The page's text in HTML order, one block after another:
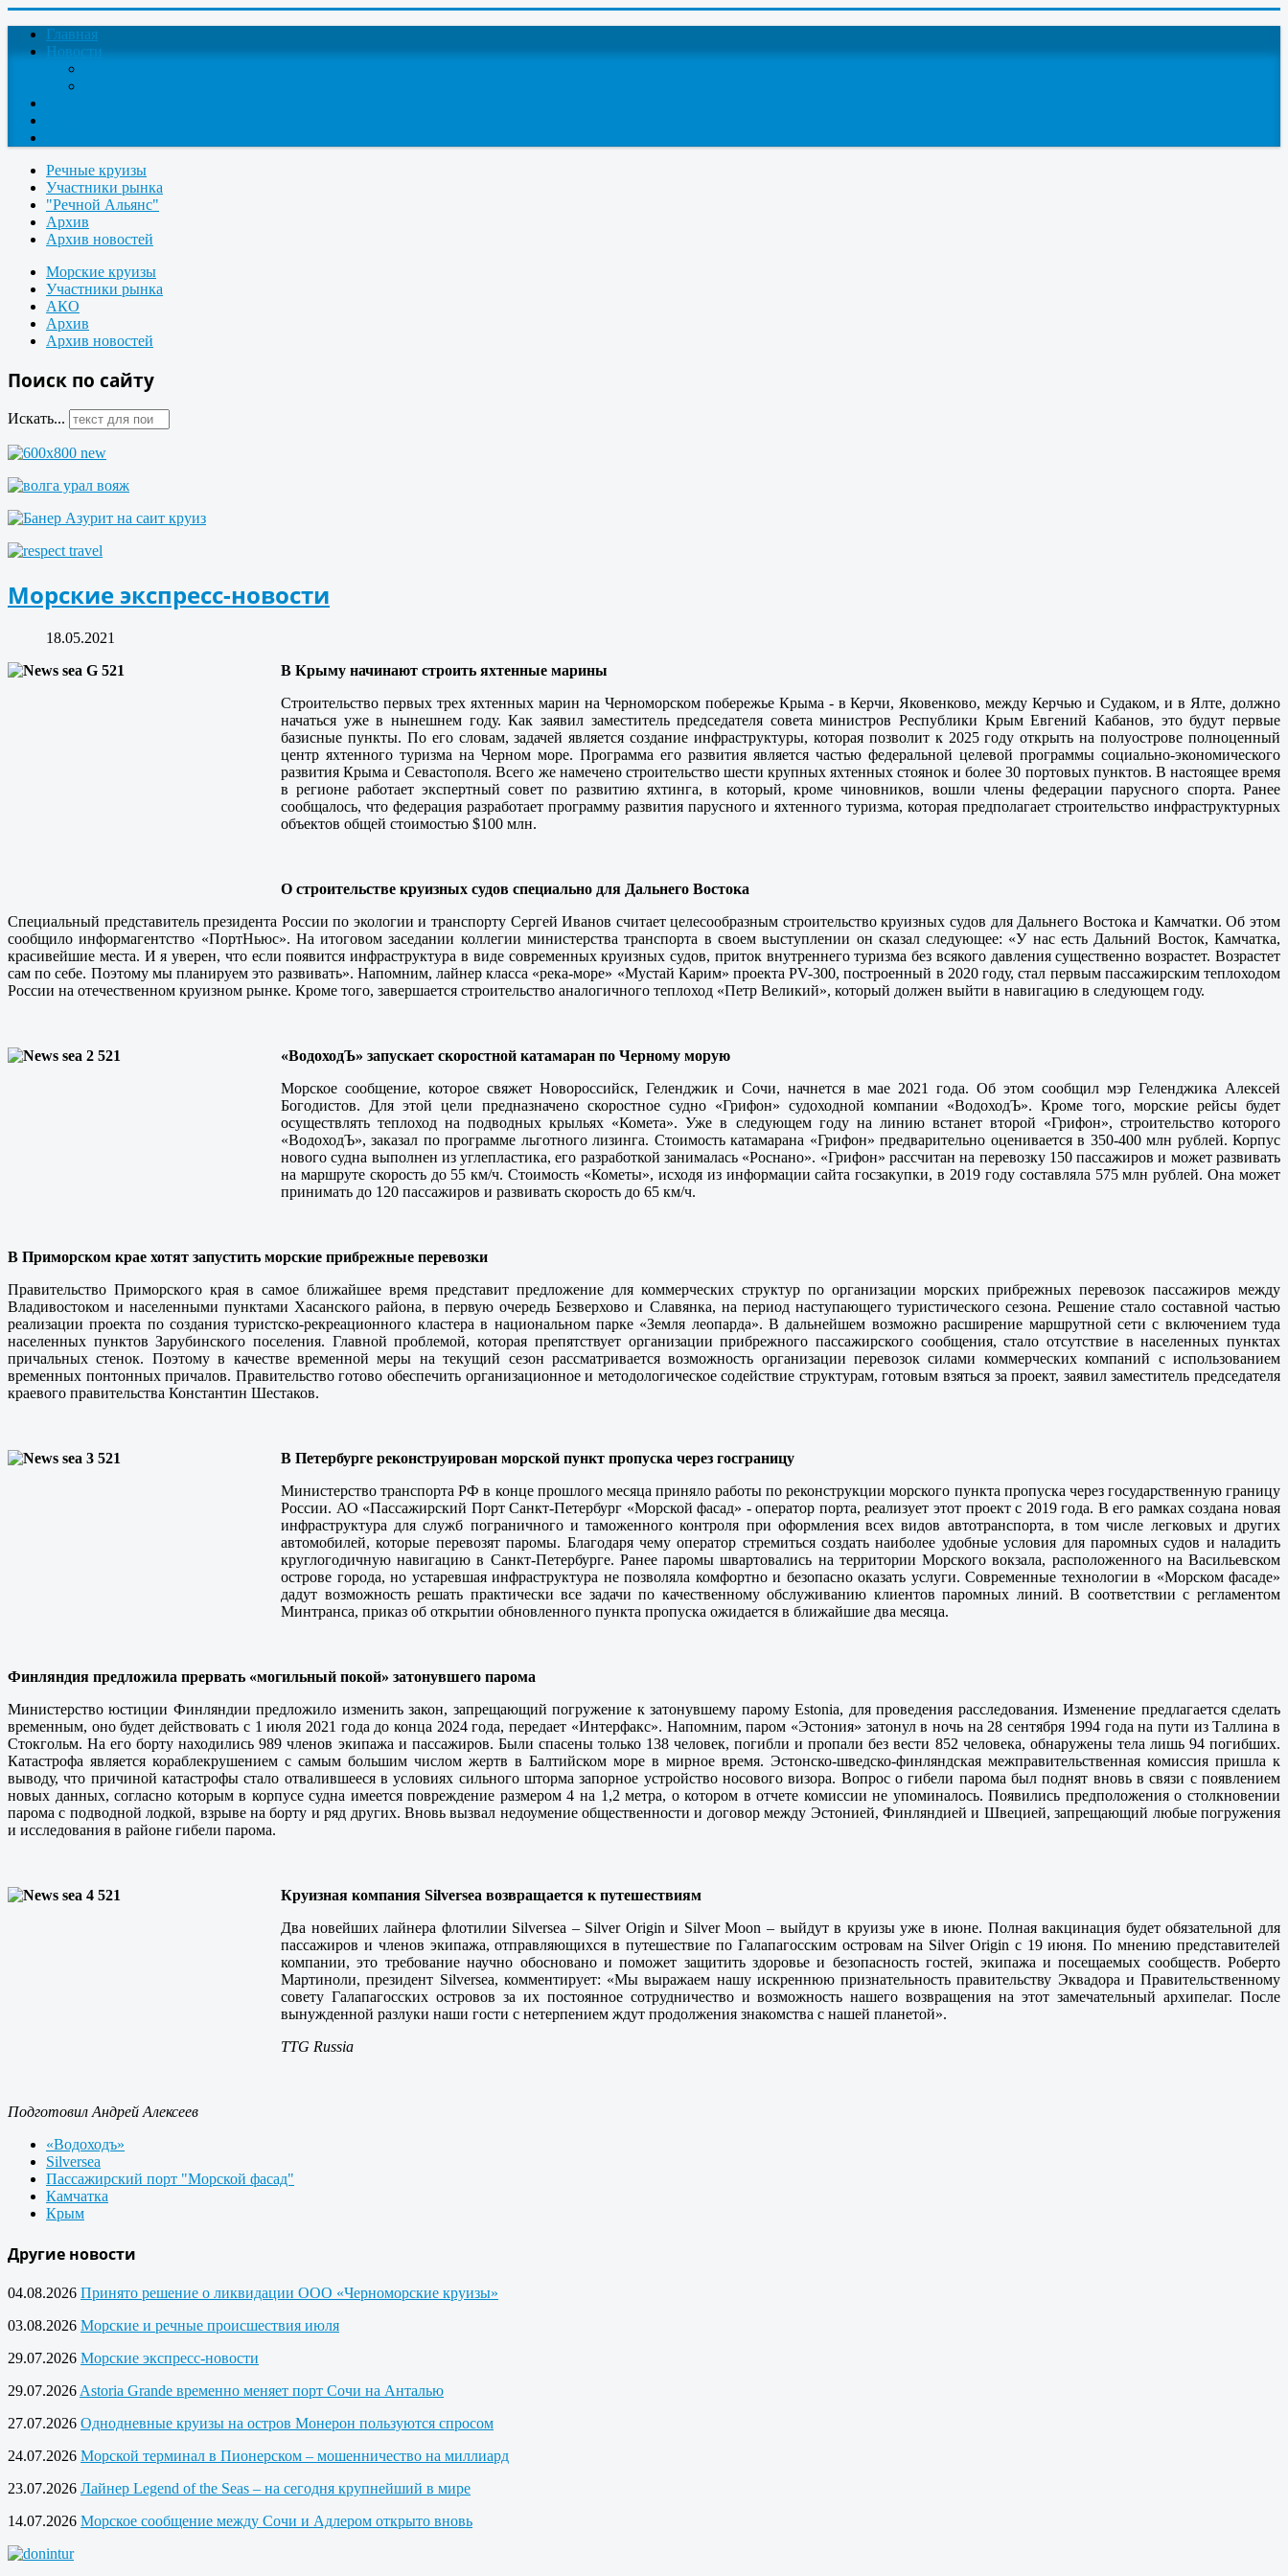
Главная
Новости
Речные круизы
Участники рынка
"Речной Альянс"
Архив
Архив новостей
Морские круизы
Участники рынка
АКО
Архив
Архив новостей
Поиск по сайту
Искать...
Морские экспресс-новости
18.05.2021
В Крыму начинают строить яхтенные марины
Строительство первых трех яхтенных марин на Черноморском побережье Крыма - в Керчи, Яковенково, между Керчью и Судаком, и в Ялте, должно
начаться уже в нынешнем году. Как заявил заместитель председателя совета министров Республики Крым Евгений Кабанов, это будут первые
базисные пункты. По его словам, задачей является создание инфраструктуры, которая позволит к 2025 году открыть на полуострове полноценный
центр яхтенного туризма на Черном море. Программа его развития является частью федеральной целевой программы социально-экономического
развития Крыма и Севастополя. Всего же намечено строительство шести крупных яхтенных стоянок и более 30 портовых пунктов. В настоящее время
в регионе работает экспертный совет по развитию яхтинга, в который, кроме чиновников, вошли члены федерации парусного спорта. Ранее
сообщалось, что федерация разработает программу развития парусного и яхтенного туризма, которая предполагает строительство инфраструктурных
объектов общей стоимостью $100 млн.
О строительстве круизных судов специально для Дальнего Востока
Специальный представитель президента России по экологии и транспорту Сергей Иванов считает целесообразным строительство круизных судов для Дальнего Востока и Камчатки. Об этом
сообщило информагентство «ПортНьюс». На итоговом заседании коллегии министерства транспорта в своем выступлении он сказал следующее: «У нас есть Дальний Восток, Камчатка,
красивейшие места. И я уверен, что если появится инфраструктура в виде современных круизных судов, приток внутреннего туризма без всякого давления существенно возрастет. Возрастет
сам по себе. Поэтому мы планируем это развивать». Напомним, лайнер класса «река-море» «Мустай Карим» проекта PV-300, построенный в 2020 году, стал первым пассажирским теплоходом
России на отечественном круизном рынке. Кроме того, завершается строительство аналогичного теплоход «Петр Великий», который должен выйти в навигацию в следующем году.
«ВодоходЪ» запускает скоростной катамаран по Черному морую
Морское сообщение, которое свяжет Новороссийск, Геленджик и Сочи, начнется в мае 2021 года. Об этом сообщил мэр Геленджика Алексей
Богодистов. Для этой цели предназначено скоростное судно «Грифон» судоходной компании «ВодоходЪ». Кроме того, морские рейсы будет
осуществлять теплоход на подводных крыльях «Комета». Уже в следующем году на линию встанет второй «Грифон», строительство которого
«ВодоходЪ», заказал по программе льготного лизинга. Стоимость катамарана «Грифон» предварительно оценивается в 350-400 млн рублей. Корпус
нового судна выполнен из углепластика, его разработкой занималась «Роснано». «Грифон» рассчитан на перевозку 150 пассажиров и может развивать
на маршруте скорость до 55 км/ч. Стоимость «Кометы», исходя из информации сайта госзакупки, в 2019 году составляла 575 млн рублей. Она может
принимать до 120 пассажиров и развивать скорость до 65 км/ч.
В Приморском крае хотят запустить морские прибрежные перевозки
Правительство Приморского края в самое ближайшее время представит предложение для коммерческих структур по организации морских прибрежных перевозок пассажиров между
Владивостоком и населенными пунктами Хасанского района, в первую очередь Безверхово и Славянка, на период наступающего туристического сезона. Решение стало составной частью
реализации проекта по создания туристско-рекреационного кластера в национальном парке «Земля леопарда». В дальнейшем возможно расширение маршрутной сети с включением туда
населенных пунктов Зарубинского поселения. Главной проблемой, которая препятствует организации прибрежного пассажирского сообщения, стало отсутствие в населенных пунктах
причальных стенок. Поэтому в качестве временной меры на текущий сезон рассматривается возможность организации перевозок силами коммерческих компаний с использованием
временных понтонных причалов. Правительство готово обеспечить организационное и методологическое содействие структурам, готовым взяться за проект, заявил заместитель председателя
краевого правительства Константин Шестаков.
В Петербурге реконструирован морской пункт пропуска через госграницу
Министерство транспорта РФ в конце прошлого месяца приняло работы по реконструкции морского пункта пропуска через государственную границу
России. АО «Пассажирский Порт Санкт-Петербург «Морской фасад» - оператор порта, реализует этот проект с 2019 года. В его рамках создана новая
инфраструктура для служб пограничного и таможенного контроля при оформления всех видов автотранспорта, в том числе легковых и других
автомобилей, которые перевозят паромы. Благодаря чему оператор стремиться создать наиболее удобные условия для паромных судов и наладить
круглогодичную навигацию в Санкт-Петербурге. Ранее паромы швартовались на территории Морского вокзала, расположенного на Васильевском
острове города, но устаревшая инфраструктура не позволяла комфортно и безопасно оказать услуги. Современные технологии в «Морском фасаде»
дадут возможность решать практически все задачи по качественному обслуживанию клиентов паромных линий. В соответствии с регламентом
Минтранса, приказ об открытии обновленного пункта пропуска ожидается в ближайшие два месяца.
Финляндия предложила прервать «могильный покой» затонувшего парома
Министерство юстиции Финляндии предложило изменить закон, запрещающий погружение к затонувшему парому Estonia, для проведения расследования. Изменение предлагается сделать
временным, оно будет действовать с 1 июля 2021 года до конца 2024 года, передает «Интерфакс». Напомним, паром «Эстония» затонул в ночь на 28 сентября 1994 года на пути из Таллина в
Стокгольм. На его борту находились 989 членов экипажа и пассажиров. Были спасены только 138 человек, погибли и пропали без вести 852 человека, обнаружены тела лишь 94 погибших.
Катастрофа является кораблекрушением с самым большим числом жертв в Балтийском море в мирное время. Эстонско-шведско-финляндская межправительственная комиссия пришла к
выводу, что причиной катастрофы стало отвалившееся в условиях сильного шторма запорное устройство носового визора. Вопрос о гибели парома был поднят вновь в связи с появлением
новых данных, согласно которым в корпусе судна имеется повреждение размером 4 на 1,2 метра, о котором в отчете комиссии не упоминалось. Появились предположения о столкновении
парома с подводной лодкой, взрыве на борту и ряд других. Вновь вызвал недоумение общественности и договор между Эстонией, Финляндией и Швецией, запрещающий любые погружения
и исследования в районе гибели парома.
Круизная компания Silversea возвращается к путешествиям
Два новейших лайнера флотилии Silversea – Silver Origin и Silver Moon – выйдут в круизы уже в июне. Полная вакцинация будет обязательной для
пассажиров и членов экипажа, отправляющихся в путешествие по Галапагосским островам на Silver Origin с 19 июня. По мнению представителей
компании, это требование научно обосновано и поможет защитить здоровье и безопасность гостей, экипажа и посещаемых сообществ. Роберто
Мартиноли, президент Silversea, комментирует: «Мы выражаем нашу искреннюю признательность правительству Эквадора и Правительственному
совету Галапагосских островов за их постоянное сотрудничество и возможность нашего возвращения на этот замечательный архипелаг. После
вынужденной разлуки наши гости с нетерпением ждут продолжения знакомства с нашей планетой».
TTG Russia
Подготовил Андрей Алексеев
«Водоходъ»
Silversea
Пассажирский порт "Морской фасад"
Камчатка
Крым
Другие новости
04.08.2026 Принято решение о ликвидации ООО «Черноморские круизы»
03.08.2026 Морские и речные происшествия июля
29.07.2026 Морские экспресс-новости
29.07.2026 Astoria Grande временно меняет порт Сочи на Анталью
27.07.2026 Однодневные круизы на остров Монерон пользуются спросом
24.07.2026 Морской терминал в Пионерском – мошенничество на миллиард
23.07.2026 Лайнер Legend of the Seas – на сегодня крупнейший в мире
14.07.2026 Морское сообщение между Сочи и Адлером открыто вновь